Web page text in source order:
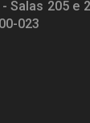
Salas 205 e
023